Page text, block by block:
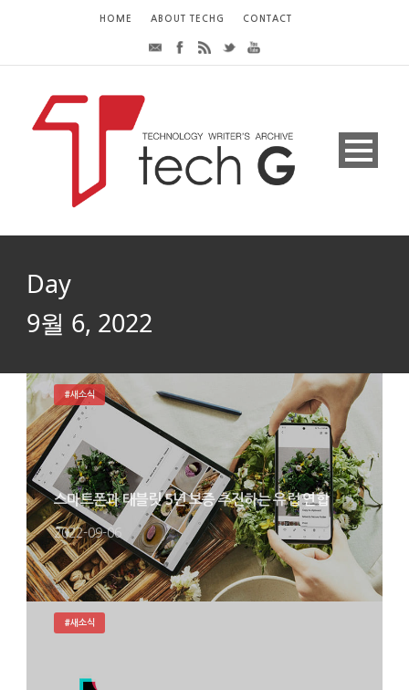
HOME ABOUT TECHG CONTACT
Day
9월 6, 2022
스마트폰과 태블릿 5년 보증 추진하는 유럽 연합
2022-09-06
#새소식
#새소식